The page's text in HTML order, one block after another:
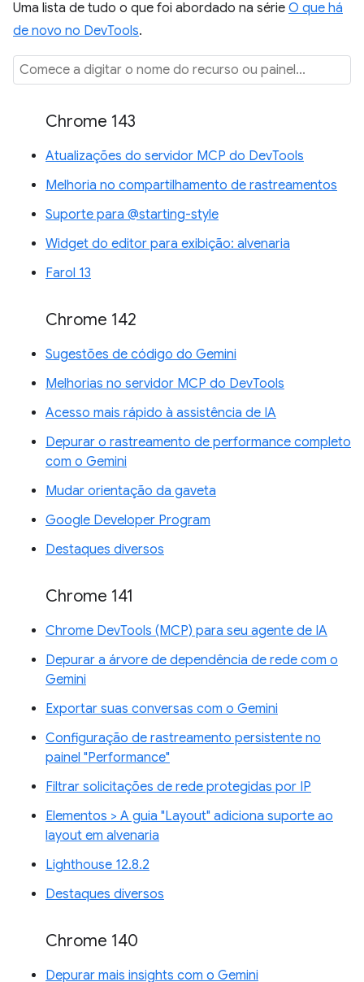
Uma lista de tudo o que foi abordado na série O que há
de novo no DevTools.
Chrome 143
Atualizações do servidor MCP do DevTools
Melhoria no compartilhamento de rastreamentos
Suporte para @starting-style
Widget do editor para exibição: alvenaria
Farol 13
Chrome 142
Sugestões de código do Gemini
Melhorias no servidor MCP do DevTools
Acesso mais rápido à assistência de IA
Depurar o rastreamento de performance completo
com o Gemini
Mudar orientação da gaveta
Google Developer Program
Destaques diversos
Chrome 141
Chrome DevTools (MCP) para seu agente de IA
Depurar a árvore de dependência de rede com o
Gemini
Exportar suas conversas com o Gemini
Configuração de rastreamento persistente no
painel "Performance"
Filtrar solicitações de rede protegidas por IP
Elementos > A guia "Layout" adiciona suporte ao
layout em alvenaria
Lighthouse 12.8.2
Destaques diversos
Chrome 140
Depurar mais insights com o Gemini